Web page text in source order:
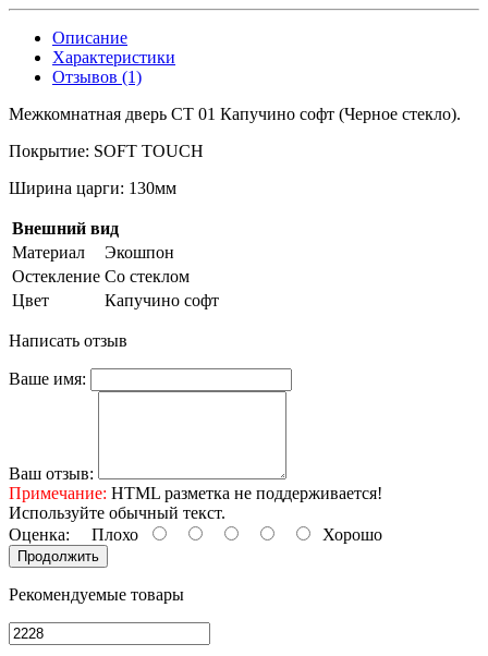
Описание
Характеристики
Отзывов (1)
Межкомнатная дверь СТ 01 Капучино софт (Черное стекло).
Покрытие: SOFT TOUCH
Ширина царги: 130мм
Внешний вид
Материал
Экошпон
Остекление Со стеклом
Цвет
Капучино софт
Написать отзыв
Ваше имя:
Ваш отзыв:
Примечание: HTML разметка не поддерживается!
Используйте обычный текст.
Оценка: Плохо Хорошо
Продолжить
Рекомендуемые товары